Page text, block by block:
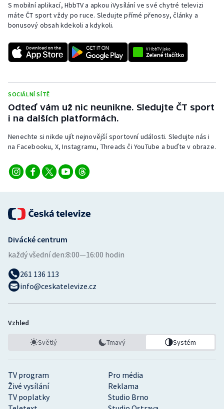
S mobilní aplikací, HbbTV a apkou iVysílání ve své chytré televizi
máte ČT sport vždy po ruce. Sledujte přímé přenosy, články a
bonusový obsah kdekoli a kdykoli.
SOCIÁLNÍ SÍTĚ
Odteď vám už nic neunikne. Sledujte ČT sport
i na dalších platformách.
Nenechte si nikde ujít nejnovější sportovní události. Sledujte nás i
na Facebooku, X, Instagramu, Threads či YouTube a buďte v obraze.
TV program
Pro média
Živé vysílání
Reklama
TV poplatky
Studio Brno
Divácké centrum
každý všední den:8:00—16:00 hodin
261 136 113
info@ceskatelevize.cz
Vzhled
Světlý Tmavý Systém